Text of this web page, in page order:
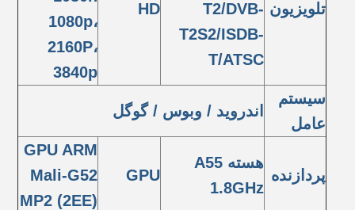
تلویزیون T2/DVB-
T2S2/ISDB-
T/ATSC
HD
1080p،
2160P،
3840p
سیستم
عامل
اندروید / وبوس / گوگل
پردازنده
هسته A55
1.8GHz
GPU
GPU ARM
Mali-G52
MP2 (2EE)